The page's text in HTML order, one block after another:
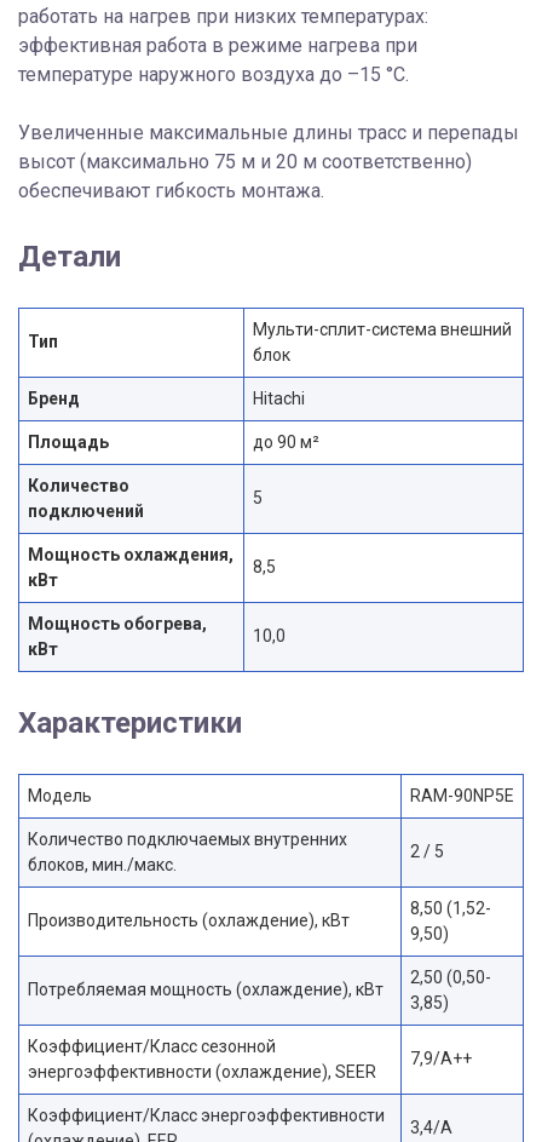
работать на нагрев при низких температурах:
эффективная работа в режиме нагрева при
температуре наружного воздуха до –15 °C.
Увеличенные максимальные длины трасс и перепады
высот (максимально 75 м и 20 м соответственно)
обеспечивают гибкость монтажа.
Детали
Тип
Мульти-сплит-система внешний
блок
Бренд Hitachi
Площадь до 90 м²
Количество
подключений
5
Мощность охлаждения,
кВт
8,5
Мощность обогрева,
кВт
10,0
Характеристики
Модель RAM-90NP5E
Количество подключаемых внутренних
блоков, мин./макс.
2 / 5
Производительность (охлаждение), кВт
8,50 (1,52-
9,50)
Потребляемая мощность (охлаждение), кВт
2,50 (0,50-
3,85)
Коэффициент/Класс сезонной
энергоэффективности (охлаждение), SEER
7,9/A++
Коэффициент/Класс энергоэффективности
3,4/A